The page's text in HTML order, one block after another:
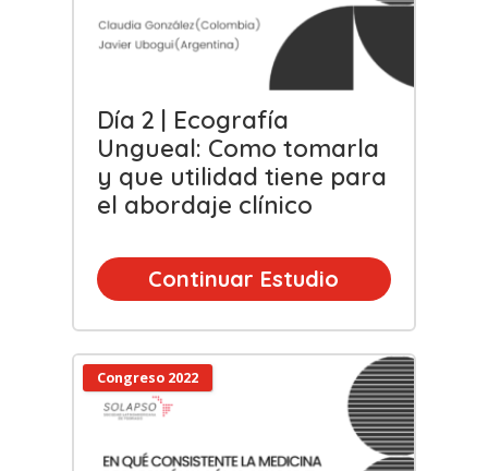
Día 2 | Ecografía
Ungueal: Como tomarla
y que utilidad tiene para
el abordaje clínico
Continuar Estudio
Congreso 2022